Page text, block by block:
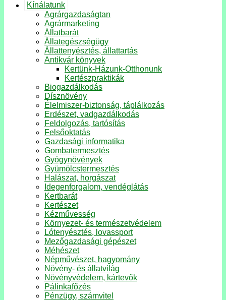
Kínálatunk
Agrárgazdaságtan
Agrármarketing
Állatbarát
Állategészségügy
Állattenyésztés, állattartás
Antikvár könyvek
Kertünk-Házunk-Otthonunk
Kertészpraktikák
Biogazdálkodás
Dísznövény
Élelmiszer-biztonság, táplálkozás
Erdészet, vadgazdálkodás
Feldolgozás, tartósítás
Felsőoktatás
Gazdasági informatika
Gombatermesztés
Gyógynövények
Gyümölcstermesztés
Halászat, horgászat
Idegenforgalom, vendéglátás
Kertbarát
Kertészet
Kézművesség
Környezet- és természetvédelem
Lótenyésztés, lovassport
Mezőgazdasági gépészet
Méhészet
Népművészet, hagyomány
Növény- és állatvilág
Növényvédelem, kártevők
Pálinkafőzés
Pénzügy, számvitel